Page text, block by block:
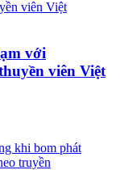
với
viên Việt